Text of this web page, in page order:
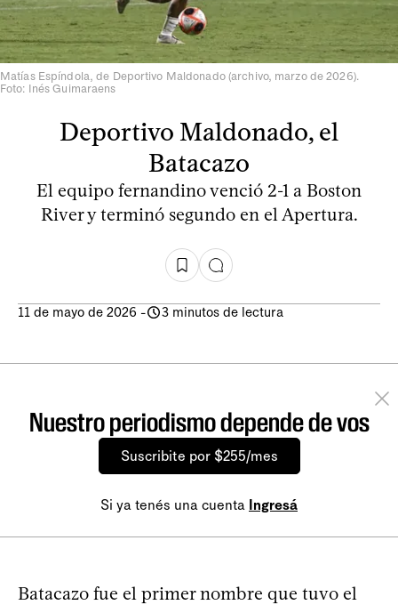
Matías Espíndola, de Deportivo Maldonado (archivo, marzo de 2026).
Foto: Inés Guimaraens
Deportivo Maldonado, el
Batacazo
El equipo fernandino venció 2-1 a Boston
River y terminó segundo en el Apertura.
11 de mayo de 2026 - 3 minutos de lectura
Nuestro periodismo depende de vos
Suscribite por $255/mes
Si ya tenés una cuenta Ingresá
Batacazo fue el primer nombre que tuvo el